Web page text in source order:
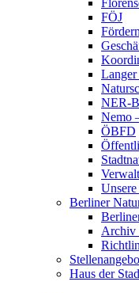
FÖJ
NER-
Nemo
ÖBFD
Berliner
Archiv
Haus der